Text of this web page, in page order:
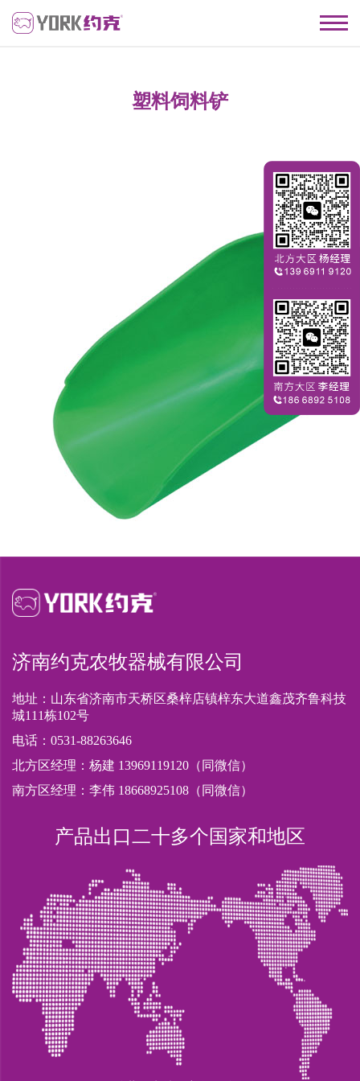
塑料饲料铲
济南约克农牧器械有限公司
地址：山东省济南市天桥区桑梓店镇梓东大道鑫茂齐鲁科技
城111栋102号
电话：0531-88263646
北方区经理：杨建 13969119120（同微信）
南方区经理：李伟 18668925108（同微信）
产品出口二十多个国家和地区